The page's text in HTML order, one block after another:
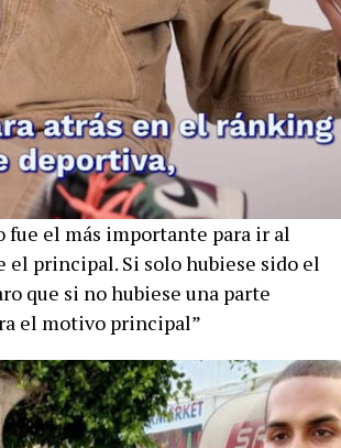
el más importante para ir al
el principal. Si solo hubiese sido el
que si no hubiese una parte
el motivo principal”